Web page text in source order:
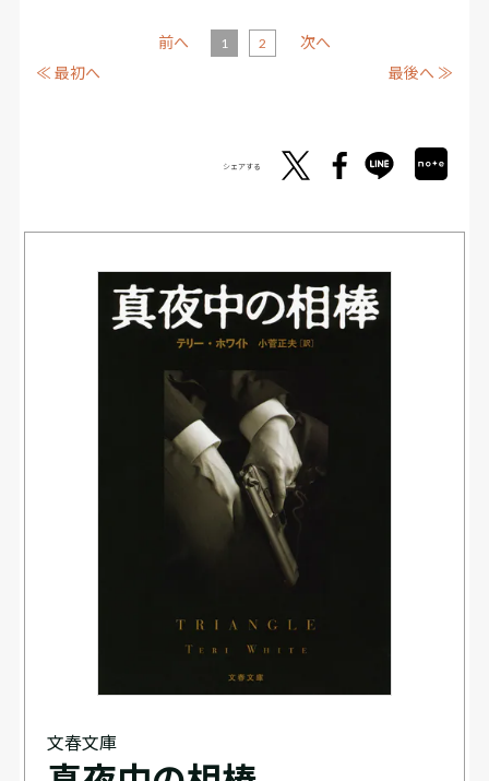
≪ 最初へ
前へ 1 2
次へ
最後へ ≫
シェアする
文春文庫